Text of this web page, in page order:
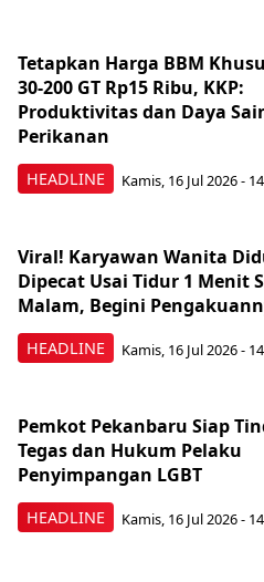
HEADLINE
Tetapkan Harga BBM
30-200 GT Rp15 Ribu, KKP:
Produktivitas dan Daya
Perikanan
Kamis, 16 Jul 2026 -
HEADLINE
Viral! Karyawan Wanita
Dipecat Usai Tidur 1 Menit
Malam, Begini
Kamis, 16 Jul 2026 -
HEADLINE
Pemkot Pekanbaru Siap
Tegas dan Hukum Pelaku
Penyimpangan LGBT
Kamis, 16 Jul 2026 -